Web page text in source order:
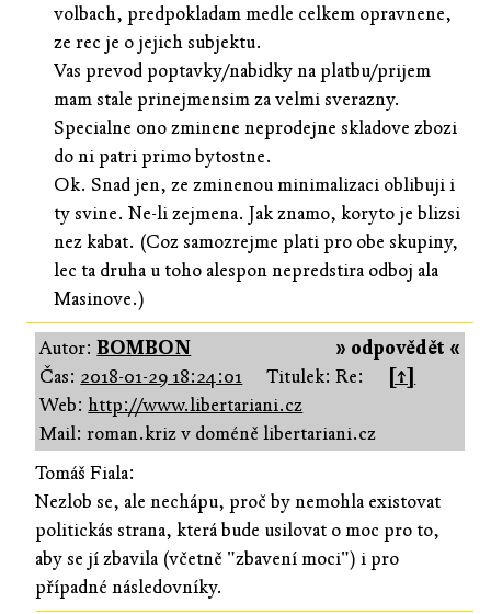
volbach, predpokladam medle celkem opravnene,
ze rec je o jejich subjektu.
Vas prevod poptavky/nabidky na platbu/prijem
mam stale prinejmensim za velmi sverazny.
Specialne ono zminene neprodejne skladove zbozi
do ni patri primo bytostne.
Ok. Snad jen, ze zminenou minimalizaci oblibuji i
ty svine. Ne-li zejmena. Jak znamo, koryto je blizsi
nez kabat. (Coz samozrejme plati pro obe skupiny,
lec ta druha u toho alespon nepredstira odboj ala
Masinove.)
» odpovědět «
Autor:BOMBON
Čas: 2018-01-29 18:24:01 Titulek: Re:
[↑]
Web:http://www.libertariani.cz
Mail: roman.kriz v doméně libertariani.cz
Tomáš Fiala:
Nezlob se, ale nechápu, proč by nemohla existovat
politickás strana, která bude usilovat o moc pro to,
aby se jí zbavila (včetně "zbavení moci") i pro
případné následovníky.